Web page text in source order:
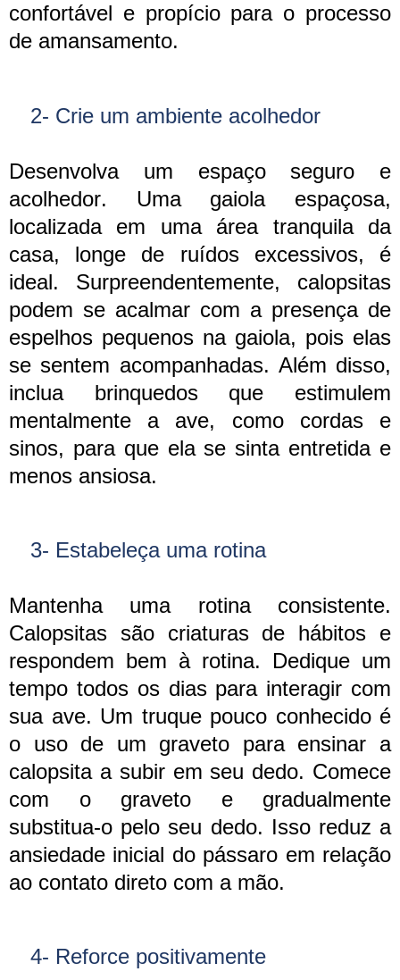
confortável e propício para o processo
de amansamento.
2- Crie um ambiente acolhedor
Desenvolva um espaço seguro e
acolhedor. Uma gaiola espaçosa,
localizada em uma área tranquila da
casa, longe de ruídos excessivos, é
ideal. Surpreendentemente, calopsitas
podem se acalmar com a presença de
espelhos pequenos na gaiola, pois elas
se sentem acompanhadas. Além disso,
inclua brinquedos que estimulem
mentalmente a ave, como cordas e
sinos, para que ela se sinta entretida e
menos ansiosa.
3- Estabeleça uma rotina
Mantenha uma rotina consistente.
Calopsitas são criaturas de hábitos e
respondem bem à rotina. Dedique um
tempo todos os dias para interagir com
sua ave. Um truque pouco conhecido é
o uso de um graveto para ensinar a
calopsita a subir em seu dedo. Comece
com o graveto e gradualmente
substitua-o pelo seu dedo. Isso reduz a
ansiedade inicial do pássaro em relação
ao contato direto com a mão.
4- Reforce positivamente